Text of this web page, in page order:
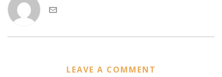
LEAVE A COMMENT